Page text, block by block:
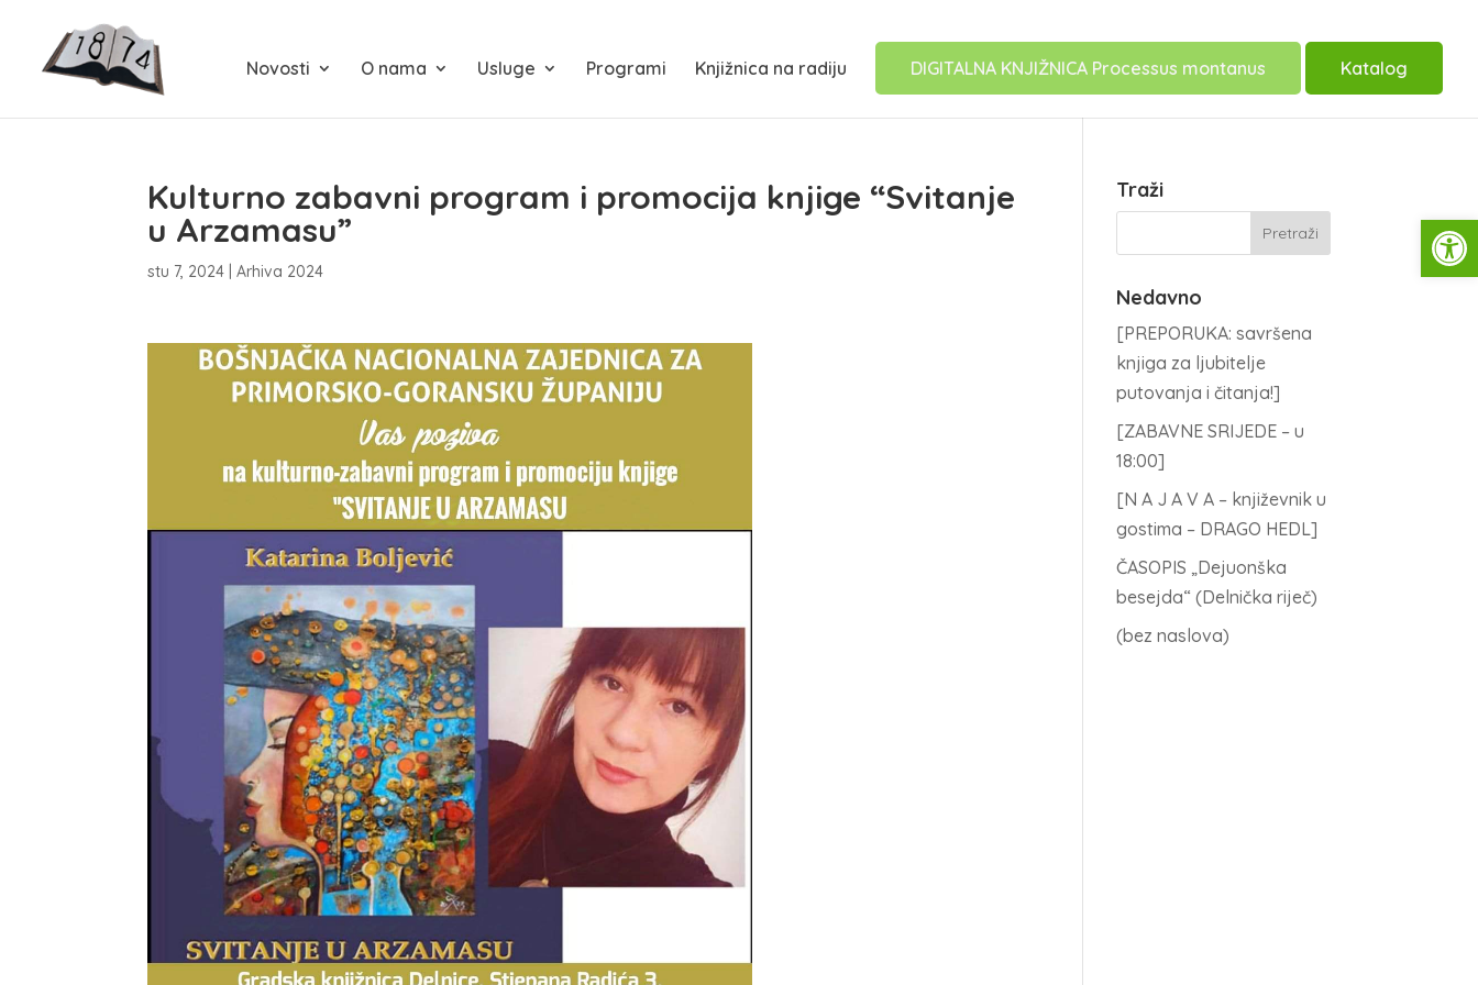
Novosti O nama Usluge Programi Knjižnica na radiju DIGITALNA KNJIŽNICA Processus montanus Katalog
Kulturno zabavni program i promocija knjige “Svitanje
u Arzamasu”
stu 7, 2024 |Arhiva 2024
Traži
Nedavno
[PREPORUKA: savršena
knjiga za ljubitelje
putovanja i čitanja!]
[ZABAVNE SRIJEDE – u
18:00]
[N A J A V A – književnik u
gostima – DRAGO HEDL]
ČASOPIS „Dejuonška
besejda“ (Delnička riječ)
(bez naslova)